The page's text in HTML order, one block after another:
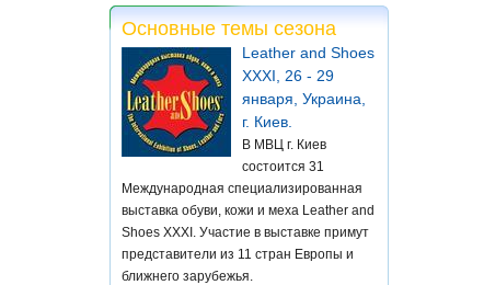
Основные темы сезона
Leather and Shoes
XXXI, 26 - 29
января, Украина,
г. Киев.
В МВЦ г. Киев
состоится 31
Международная специализированная
выставка обуви, кожи и меха Leather and
Shoes XXXI. Участие в выставке примут
представители из 11 стран Европы и
ближнего зарубежья.